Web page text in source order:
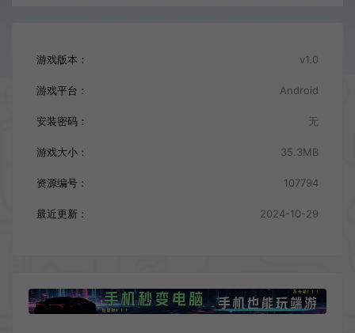
游戏版本： v1.0
游戏平台： Android
安装密码： 无
游戏大小： 35.3MB
资源编号： 107794
最近更新： 2024-10-29